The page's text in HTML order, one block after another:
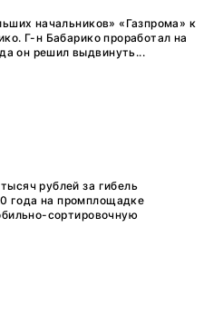
начальников» «Газпрома» к
Г-н Бабарико проработал на
он решил выдвинуть...
рублей за гибель
года на промплощадке
сортировочную